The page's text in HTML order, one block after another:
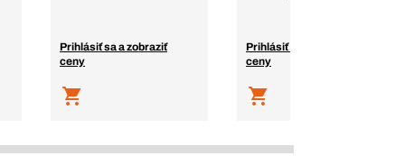
Prihlásiť sa a zobraziť
ceny
Prihlásiť sa a zobraziť
ceny